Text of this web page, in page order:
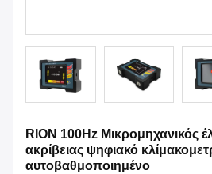
RION 100Hz Μικρομηχανικός
ακρίβειας ψηφιακό
αυτοβαθμοποιημένο